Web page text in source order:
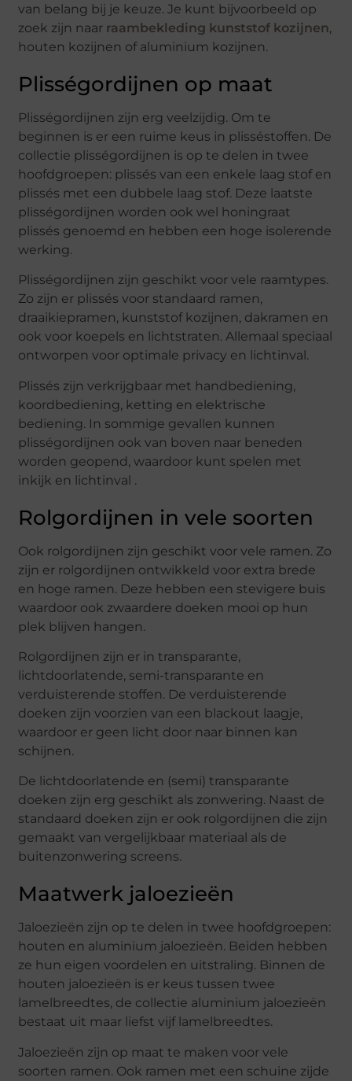
van belang bij je keuze. Je kunt bijvoorbeeld op
zoek zijn naar raambekleding kunststof kozijnen,
houten kozijnen of aluminium kozijnen.
Plisségordijnen op maat
Plisségordijnen zijn erg veelzijdig. Om te
beginnen is er een ruime keus in plisséstoffen. De
collectie plisségordijnen is op te delen in twee
hoofdgroepen: plissés van een enkele laag stof en
plissés met een dubbele laag stof. Deze laatste
plisségordijnen worden ook wel honingraat
plissés genoemd en hebben een hoge isolerende
werking.
Plisségordijnen zijn geschikt voor vele raamtypes.
Zo zijn er plissés voor standaard ramen,
draaikiepramen, kunststof kozijnen, dakramen en
ook voor koepels en lichtstraten. Allemaal speciaal
ontworpen voor optimale privacy en lichtinval.
Plissés zijn verkrijgbaar met handbediening,
koordbediening, ketting en elektrische
bediening. In sommige gevallen kunnen
plisségordijnen ook van boven naar beneden
worden geopend, waardoor kunt spelen met
inkijk en lichtinval .
Rolgordijnen in vele soorten
Ook rolgordijnen zijn geschikt voor vele ramen. Zo
zijn er rolgordijnen ontwikkeld voor extra brede
en hoge ramen. Deze hebben een stevigere buis
waardoor ook zwaardere doeken mooi op hun
plek blijven hangen.
Rolgordijnen zijn er in transparante,
lichtdoorlatende, semi-transparante en
verduisterende stoffen. De verduisterende
doeken zijn voorzien van een blackout laagje,
waardoor er geen licht door naar binnen kan
schijnen.
De lichtdoorlatende en (semi) transparante
doeken zijn erg geschikt als zonwering. Naast de
standaard doeken zijn er ook rolgordijnen die zijn
gemaakt van vergelijkbaar materiaal als de
buitenzonwering screens.
Maatwerk jaloezieën
Jaloezieën zijn op te delen in twee hoofdgroepen:
houten en aluminium jaloezieën. Beiden hebben
ze hun eigen voordelen en uitstraling. Binnen de
houten jaloezieën is er keus tussen twee
lamelbreedtes, de collectie aluminium jaloezieën
bestaat uit maar liefst vijf lamelbreedtes.
Jaloezieën zijn op maat te maken voor vele
soorten ramen. Ook ramen met een schuine zijde